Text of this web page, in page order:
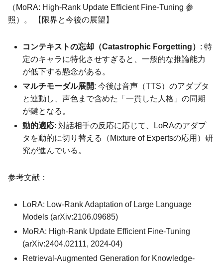
（MoRA: High-Rank Update Efficient Fine-Tuning 参
照）。 【限界と今後の展望】
コンテキストの忘却（Catastrophic Forgetting） : 特
定のキャラに特化させすぎると、一般的な推論能力
が低下する懸念がある。
マルチモーダル展開: 今後は音声（TTS）のアダプタ
と連動し、声色まで含めた「一貫した人格」の同期
が鍵となる。
動的適応: 対話相手の反応に応じて、LoRAのアダプ
タを動的に切り替える（Mixture of Expertsの応用）研
究が進んでいる。
参考文献：
LoRA: Low-Rank Adaptation of Large Language
Models (arXiv:2106.09685)
MoRA: High-Rank Update Efficient Fine-Tuning
(arXiv:2404.02111, 2024-04)
Retrieval-Augmented Generation for Knowledge-